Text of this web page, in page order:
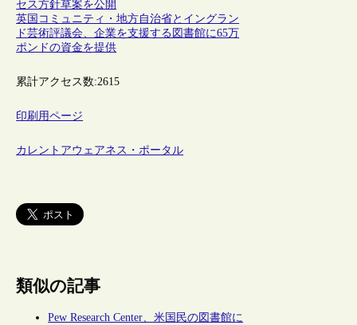
セス方針草案を公開
英国コミュニティ・地方自治省とイングラン
ド芸術評議会、企業を支援する図書館に65万
ポンドの資金を提供
累計アクセス数:2615
印刷用ページ
カレントアウェアネス・ポータル
類似の記事
Pew Research Center、米国民の図書館に